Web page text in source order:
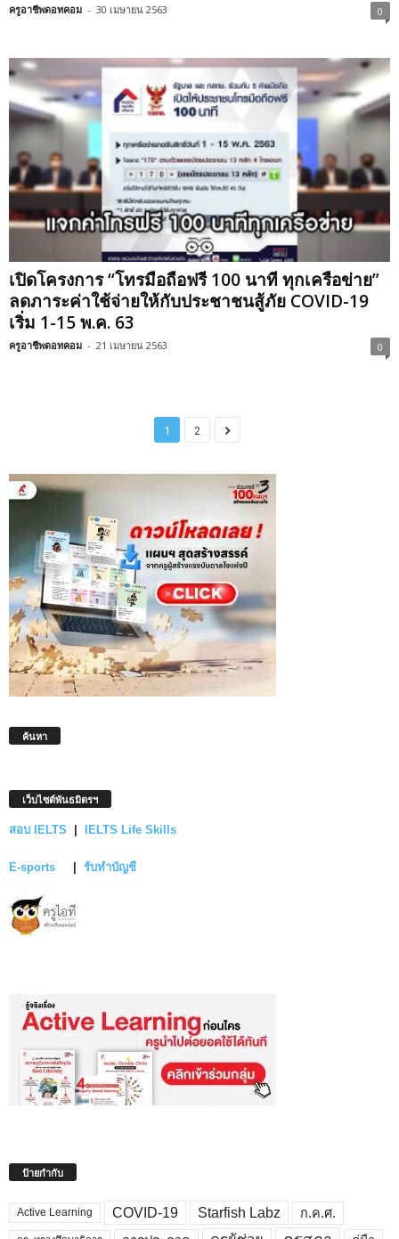
ครูอาชีพดอทคอม - 30 เมษายน 2563 0
เปิดโครงการ “โทรมือถือฟรี 100 นาที ทุกเครือข่าย”
ลดภาระค่าใช้จ่ายให้กับประชาชนสู้ภัย COVID-19
เริ่ม 1-15 พ.ค. 63
ครูอาชีพดอทคอม - 21 เมษายน 2563 0
1 2
ค้นหา
เว็บไซต์พันธมิตรฯ
สอบ IELTS | IELTS Life Skills
E-sports | รับทำบัญชี
ป้ายกำกับ
Active Learning COVID-19 Starfish Labz ก.ค.ศ.